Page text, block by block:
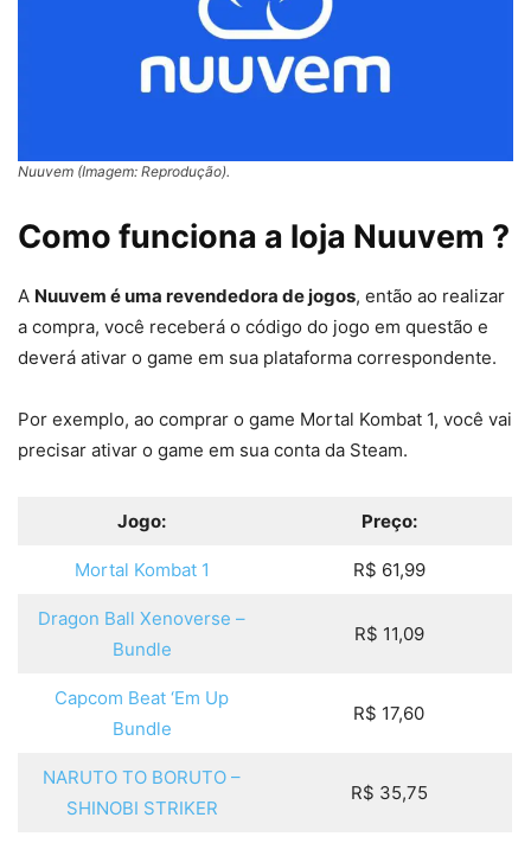
Nuuvem (Imagem: Reprodução).
Como funciona a loja Nuuvem ?
A Nuuvem é uma revendedora de jogos, então ao realizar
a compra, você receberá o código do jogo em questão e
deverá ativar o game em sua plataforma correspondente.
Por exemplo, ao comprar o game Mortal Kombat 1, você vai
precisar ativar o game em sua conta da Steam.
Jogo: Preço:
Mortal Kombat 1 R$ 61,99
Dragon Ball Xenoverse –
Bundle
R$ 11,09
Capcom Beat ‘Em Up
Bundle
R$ 17,60
NARUTO TO BORUTO –
SHINOBI STRIKER
R$ 35,75